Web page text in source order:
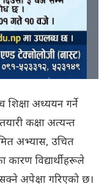
शिक्षा अध्ययन गर्ने
कक्षा अत्यन्त
अभ्यास, उचित
कारण विद्यार्थीहरूले
सक्ने अपेक्षा गरिएको छ।